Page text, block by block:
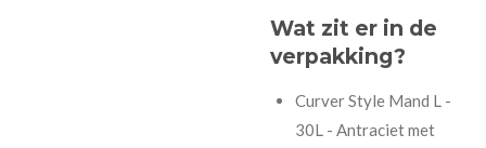
Wat zit er in de
verpakking?
Curver Style Mand L -
30L - Antraciet met